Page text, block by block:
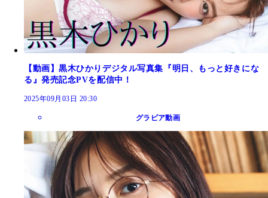
【動画】黒木ひかりデジタル写真集『明日、もっと好きにな
る』発売記念PVを配信中！
2025年09月03日 20:30
グラビア動画